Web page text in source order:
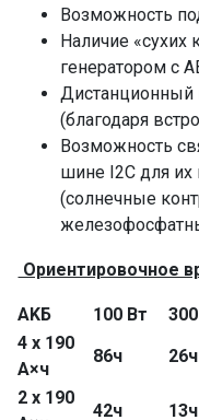
Возможность
Наличие «сухих
генератором с
Дистанционный
(благодаря
Возможность
шине I2C для их
(солнечные
Ориентировочное
AKБ 100 Вт
4 x 190
А×ч
86ч 26ч
2 x 190
42ч 13ч